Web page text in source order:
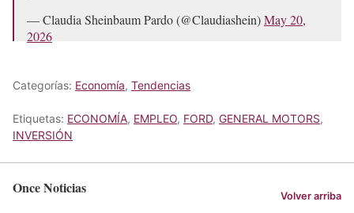
— Claudia Sheinbaum Pardo (@Claudiashein)May 20,
2026
Categorías: Economía, Tendencias
Etiquetas: ECONOMÍA, EMPLEO, FORD, GENERAL MOTORS,
INVERSIÓN
Once Noticias Volver arriba